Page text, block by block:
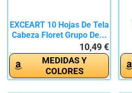
EXCEART 10 Hojas De Tela
Cabeza Floret Grupo De...
10,49 €
MEDIDAS Y
COLORES